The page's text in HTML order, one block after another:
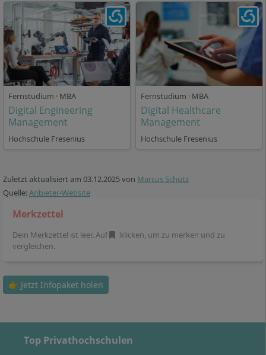
Sommersemester möglich. Die Studiensprache ist
Deutsch.
Welche Karrierechancen und
Berufsperspektiven hast du?
qualifizierst du dich für vielfältige Führungs- und
Managementaufgaben im Bereich Digitalisierung und
Innovation:
Strategisches und operatives Business
Development in Unternehmen und Start-ups
von digitalen Geschäftsmodellen
Innovation Consulting und Beratungsaufgaben im
Produktmanagement und Einführung neuer,
digitaler Produkte und Services
Fernstudium · MBA
Digital Engineering
Management
Hochschule Fresenius
Fernstudium · MBA
Digital Healthcare
Management
Hochschule Fresenius
Zuletzt aktualisiert am 03.12.2025von Marcus Schütz
Quelle:Anbieter-Website
Merkzettel
Dein Merkzettel ist leer. Auf
klicken, um zu merken und zu
vergleichen.
👉 Jetzt Infopaket holen
Top Privathochschulen